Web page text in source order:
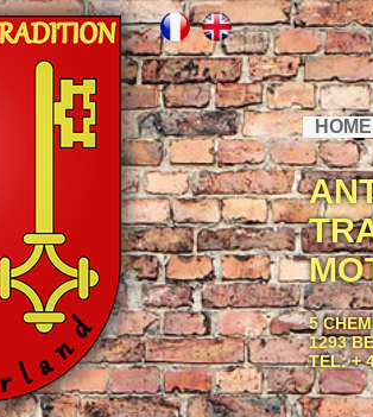
HOME
5
1293
TEL: +